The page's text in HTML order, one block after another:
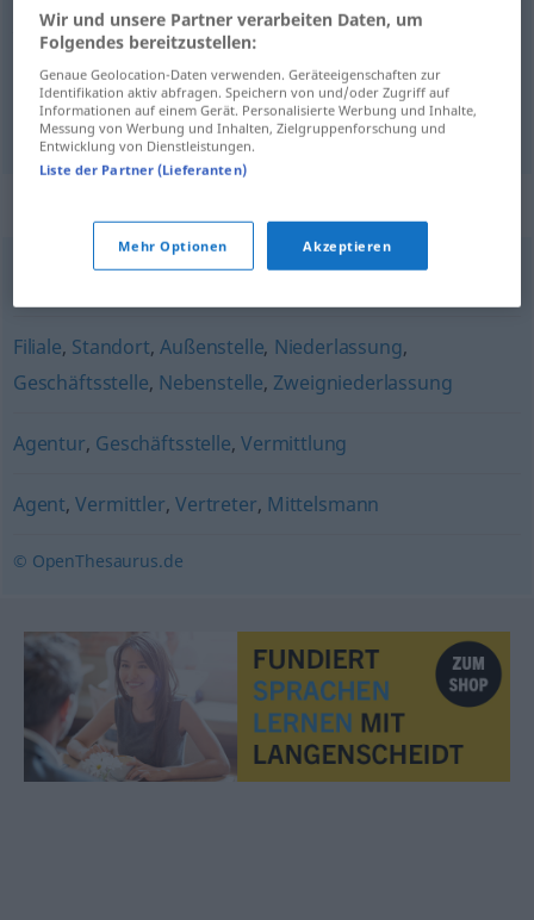
Interessenvertretung
zastupitelství N Vertretungeines Landes WIRTSCH
Filiale, Standort,Außenstelle, Niederlassung,
Geschäftsstelle, Nebenstelle, Zweigniederlassung
Agentur, Geschäftsstelle,Vermittlung
Agent,Vermittler,Vertreter, Mittelsmann
© OpenThesaurus.de
Wir und unsere Partner verarbeiten Daten, um
Folgendes bereitzustellen:
Genaue Geolocation-Daten verwenden. Geräteeigenschaften zur
Identifikation aktiv abfragen. Speichern von und/oder Zugriff auf
Informationen auf einem Gerät. Personalisierte Werbung und Inhalte,
Messung von Werbung und Inhalten, Zielgruppenforschung und
Entwicklung von Dienstleistungen.
Liste der Partner (Lieferanten)
Mehr Optionen Akzeptieren